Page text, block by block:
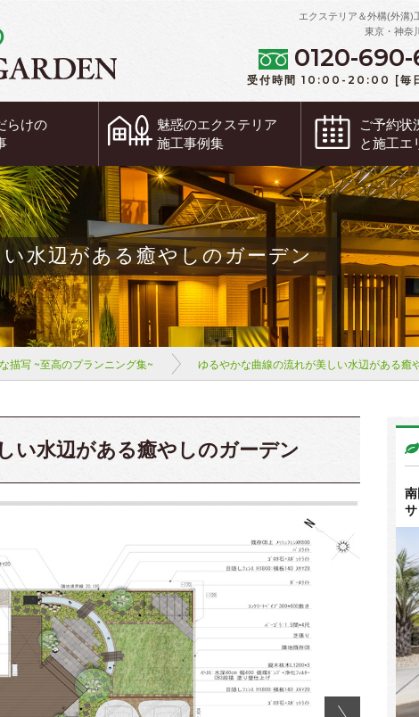
エクステリア＆外構(外溝)
東京・神奈
0120-690-
受付時間 10:00-20:00 [毎
らけの
魅惑のエクステリア
施工事例集
ご予約状
と施工エ
水辺がある癒やしのガーデン
描写 ~至高のプランニング集~ ゆるやかな曲線の流れが美しい水辺がある癒
い水辺がある癒やしのガーデン